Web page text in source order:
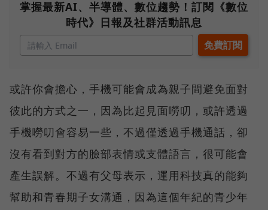
掌握最新AI、半導體、數位趨勢！訂閱《數位
時代》日報及社群活動訊息
或許你會擔心，手機可能會成為親子間避免面對
彼此的方式之一，因為比起見面嘮叨，或許透過
手機嘮叨會容易一些，不過僅透過手機通話，卻
沒有看到對方的臉部表情或支體語言，很可能會
產生誤解。不過有父母表示，運用科技真的能夠
幫助和青春期子女溝通，因為這個年紀的青少年